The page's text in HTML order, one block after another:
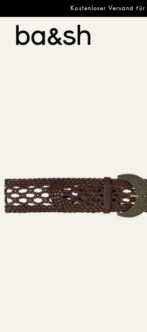
Kostenloser Versand
ba&sh